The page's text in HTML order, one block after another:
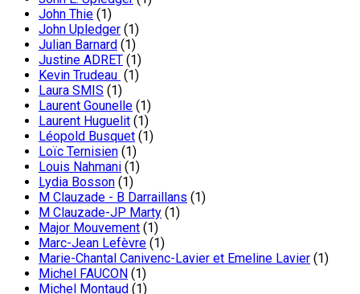
John Thie (1)
John Upledger (1)
Julian Barnard (1)
Justine ADRET (1)
Kevin Trudeau (1)
Laura SMIS (1)
Laurent Gounelle (1)
Laurent Huguelit (1)
Léopold Busquet (1)
Loïc Ternisien (1)
Louis Nahmani (1)
Lydia Bosson (1)
M Clauzade - B Darraillans (1)
M Clauzade-JP Marty (1)
Major Mouvement (1)
Marc-Jean Lefèvre (1)
Marie-Chantal Canivenc-Lavier et Emeline Lavier (1)
Michel FAUCON (1)
Michel Montaud (1)